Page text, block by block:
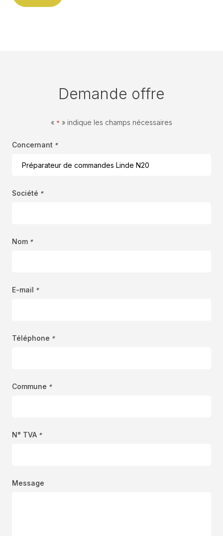
Demande offre
« * » indique les champs nécessaires
Concernant *
Société *
Nom *
E-mail *
Téléphone *
Commune *
N° TVA *
Message